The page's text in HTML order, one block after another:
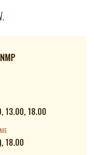
13.00, 18.00
18.00